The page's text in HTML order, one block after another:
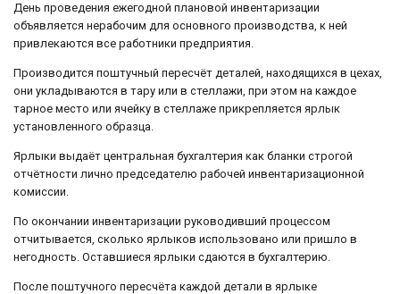
День проведения ежегодной плановой инвентаризации
объявляется нерабочим для основного производства, к ней
привлекаются все работники предприятия.
Производится поштучный пересчёт деталей, находящихся в цехах,
они укладываются в тару или в стеллажи, при этом на каждое
тарное место или ячейку в стеллаже прикрепляется ярлык
установленного образца.
Ярлыки выдаёт центральная бухгалтерия как бланки строгой
отчётности лично председателю рабочей инвентаризационной
комиссии.
По окончании инвентаризации руководивший процессом
отчитывается, сколько ярлыков использовано или пришло в
негодность. Оставшиеся ярлыки сдаются в бухгалтерию.
После поштучного пересчёта каждой детали в ярлыке